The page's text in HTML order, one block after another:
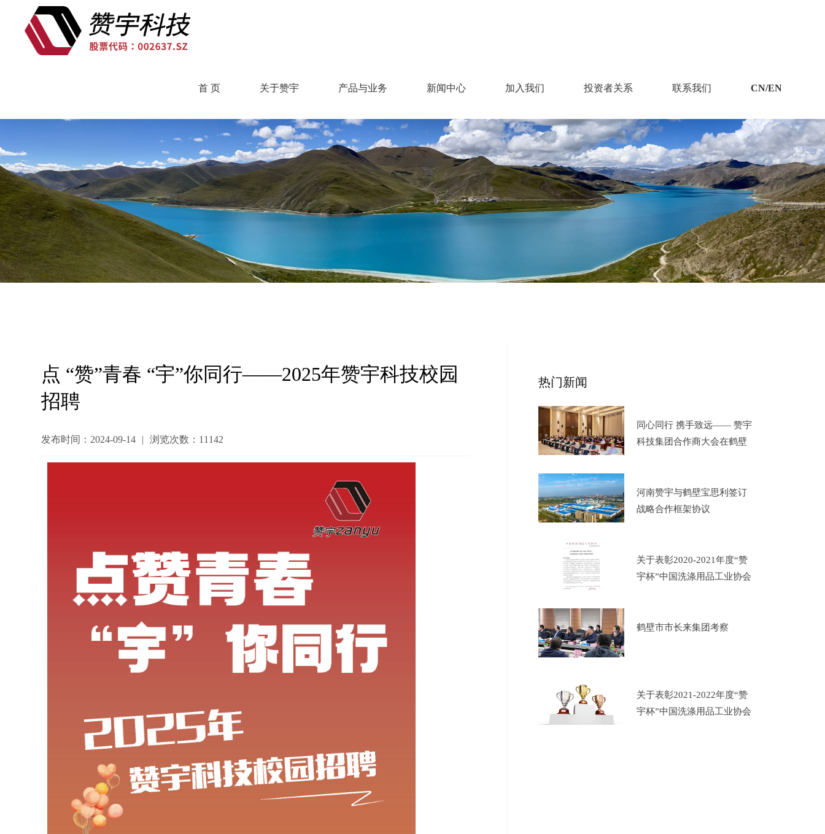
首 页 关于赞宇 产品与业务 新闻中心 加入我们 投资者关系 联系我们 CN/EN
点 “赞”青春 “宇”你同行——2025年赞宇科技校园
招聘
发布时间：2024-09-14 | 浏览次数：11142
热门新闻
同心同行 携手致远—— 赞宇
科技集团合作商大会在鹤壁
河南赞宇与鹤壁宝思利签订
战略合作框架协议
关于表彰2020-2021年度“赞
宇杯”中国洗涤用品工业协会
鹤壁市市长来集团考察
关于表彰2021-2022年度“赞
宇杯”​中国洗涤用品工业协会